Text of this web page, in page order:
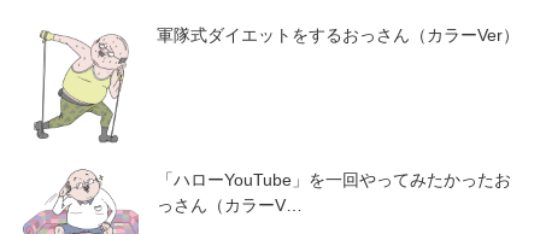
軍隊式ダイエットをするおっさん（カラーVer）
「ハローYouTube」を一回やってみたかったお
っさん（カラーV…